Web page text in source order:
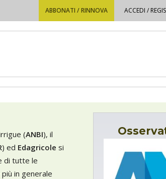
ABBONATI / RINNOVA ACCEDI /
(ANBI), il
) ed Edagricole si
di tutte le
in generale